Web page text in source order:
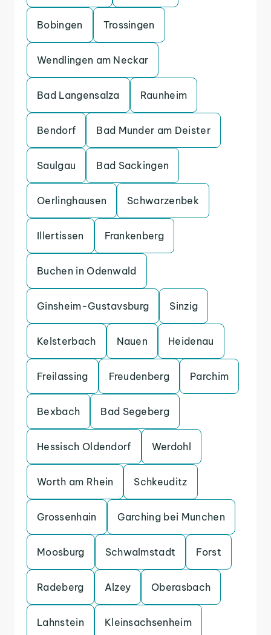
Bobingen Trossingen
Wendlingen am Neckar
Bad Langensalza Raunheim
Bendorf Bad Munder am Deister
Saulgau Bad Sackingen
Oerlinghausen Schwarzenbek
Illertissen Frankenberg
Buchen in Odenwald
Ginsheim-Gustavsburg Sinzig
Kelsterbach Nauen Heidenau
Freilassing Freudenberg Parchim
Bexbach Bad Segeberg
Hessisch Oldendorf Werdohl
Worth am Rhein Schkeuditz
Grossenhain Garching bei Munchen
Moosburg Schwalmstadt Forst
Radeberg Alzey Oberasbach
Lahnstein Kleinsachsenheim